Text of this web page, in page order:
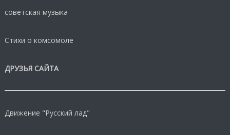
советская музыка
Стихи о комсомоле
ДРУЗЬЯ САЙТА
Движение "Русский лад"